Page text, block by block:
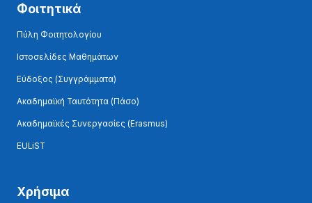
Φοιτητικά
Πύλη Φοιτητολογίου
Ιστοσελίδες Μαθημάτων
Εύδοξος (Συγγράμματα)
Ακαδημαϊκή Ταυτότητα (Πάσο)
Ακαδημαϊκές Συνεργασίες (Erasmus)
EULiST
Χρήσιμα